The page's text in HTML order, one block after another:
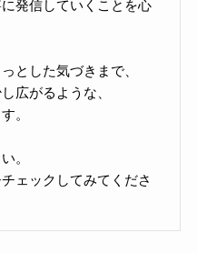
発信していくことを心
とした気づきまで、
広がるような、
。
。
ェックしてみてくださ